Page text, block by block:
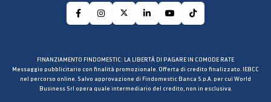
FINANZIAMENTO FINDOMESTIC: LA LIBERTÀ DI PAGARE IN COMODE RATE
Messaggio pubblicitario con finalità promozionale. Offerta di credito finalizzato. IEBCC
nel percorso online. Salvo approvazione di Findomestic Banca S.p.A. per cui World
Business Srl opera quale intermediario del credito, non in esclusiva.